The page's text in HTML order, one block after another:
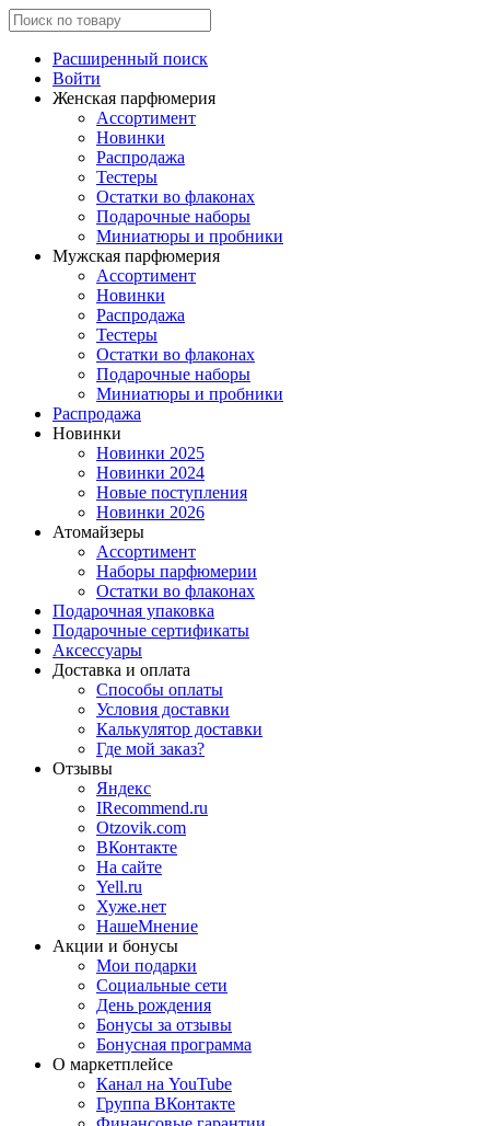
Расширенный поиск
Войти
Женская парфюмерия
Ассортимент
Новинки
Распродажа
Тестеры
Остатки во флаконах
Подарочные наборы
Миниатюры и пробники
Мужская парфюмерия
Ассортимент
Новинки
Распродажа
Тестеры
Остатки во флаконах
Подарочные наборы
Миниатюры и пробники
Распродажа
Новинки
Новинки 2025
Новинки 2024
Новые поступления
Новинки 2026
Атомайзеры
Ассортимент
Наборы парфюмерии
Остатки во флаконах
Подарочная упаковка
Подарочные сертификаты
Аксессуары
Доставка и оплата
Способы оплаты
Условия доставки
Калькулятор доставки
Где мой заказ?
Отзывы
Яндекс
IRecommend.ru
Otzovik.com
ВКонтакте
На сайте
Yell.ru
Хуже.нет
НашеМнение
Акции и бонусы
Мои подарки
Социальные сети
День рождения
Бонусы за отзывы
Бонусная программа
О маркетплейсе
Канал на YouTube
Группа ВКонтакте